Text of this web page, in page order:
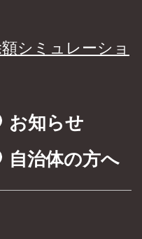
シミュレーショ
お知らせ
自治体の方へ